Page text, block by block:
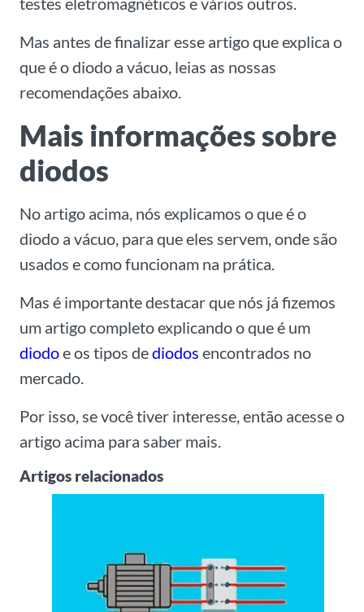
Mas antes de finalizar esse artigo que explica o
que é o diodo a vácuo, leias as nossas
recomendações abaixo.
Mais informações sobre
diodos
No artigo acima, nós explicamos o que é o
diodo a vácuo, para que eles servem, onde são
usados e como funcionam na prática.
Mas é importante destacar que nós já fizemos
um artigo completo explicando o que é um
diodoe os tipos dediodos encontrados no
mercado.
Por isso, se você tiver interesse, então acesse o
artigo acima para saber mais.
Artigos relacionados